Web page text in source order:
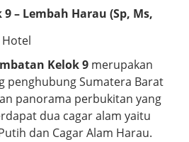
– Lembah Harau (Sp, Ms,
Hotel
Kelok 9 merupakan
penghubung Sumatera Barat
panorama perbukitan yang
dua cagar alam yaitu
dan Cagar Alam Harau.